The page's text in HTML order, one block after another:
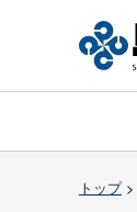
トップ>